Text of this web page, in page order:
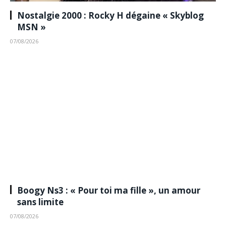
Nostalgie 2000 : Rocky H dégaine « Skyblog
MSN »
07/08/2026
Boogy Ns3 : « Pour toi ma fille », un amour
sans limite
07/08/2026